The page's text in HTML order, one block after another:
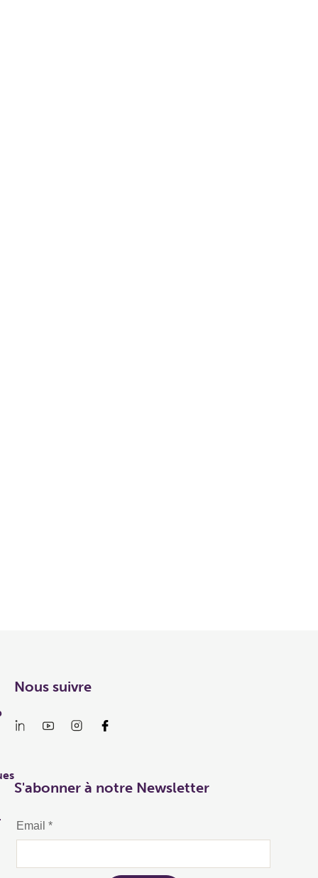
Nous suivre
S'abonner à notre Newsletter